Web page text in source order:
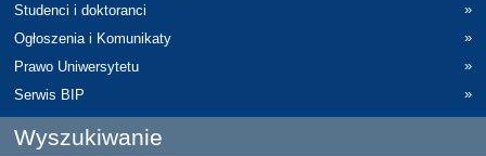
Studenci i doktoranci
»
Ogłoszenia i Komunikaty
»
Prawo Uniwersytetu
»
Serwis BIP
»
Wyszukiwanie